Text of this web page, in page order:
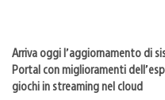
Arriva oggi l’aggiornamento di
Portal con miglioramenti
giochi in streaming nel cloud